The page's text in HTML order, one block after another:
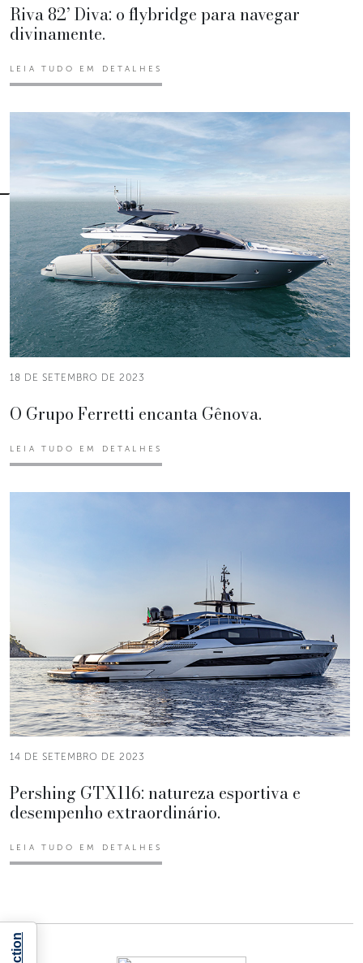
Riva 82’ Diva: o flybridge para navegar
divinamente.
LEIA TUDO EM DETALHES
18 DE SETEMBRO DE 2023
O Grupo Ferretti encanta Gênova.
LEIA TUDO EM DETALHES
14 DE SETEMBRO DE 2023
Pershing GTX116: natureza esportiva e
desempenho extraordinário.
LEIA TUDO EM DETALHES